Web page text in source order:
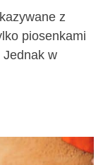
z
piosenkami
Jednak w